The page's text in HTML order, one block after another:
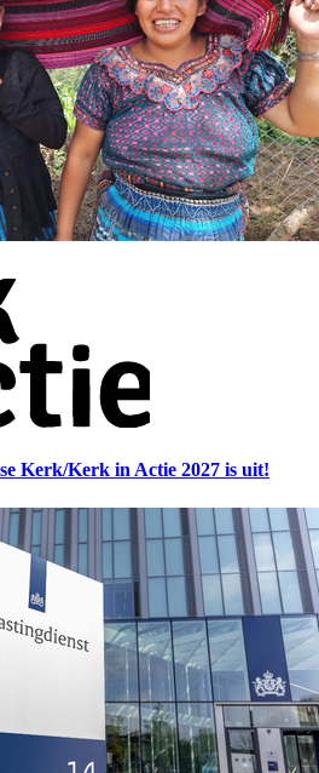
Kerk/Kerk in Actie 2027 is uit!